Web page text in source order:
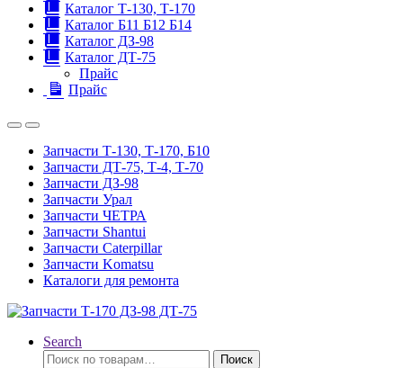
Каталог Т-130, Т-170
Каталог Б11 Б12 Б14
Каталог ДЗ-98
Каталог ДТ-75
Прайс
Прайс
Запчасти Т-130, Т-170, Б10
Запчасти ДТ-75, Т-4, Т-70
Запчасти ДЗ-98
Запчасти Урал
Запчасти ЧЕТРА
Запчасти Shantui
Запчасти Caterpillar
Запчасти Komatsu
Каталоги для ремонта
Search
Искать:
Поиск